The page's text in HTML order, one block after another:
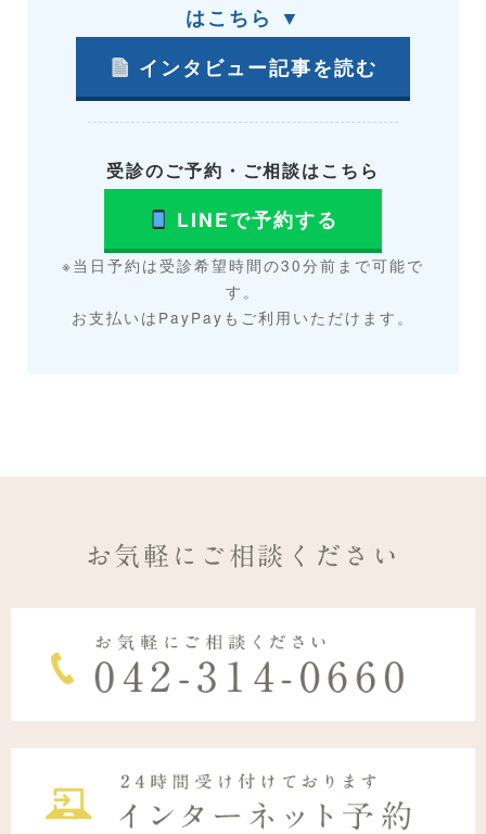
はこちら ▼
インタビュー記事を読む
受診のご予約・ご相談はこちら
LINEで予約する
※当日予約は受診希望時間の30分前まで可能で
す。
お支払いはPayPayもご利用いただけます。
お気軽にご相談ください